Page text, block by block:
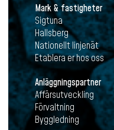
Mark & fastigheter
Sigtuna
Hallsberg
Nationellt linjenät
Etablera er hos oss
Anläggningspartner
Affärsutveckling
Förvaltning
Byggledning